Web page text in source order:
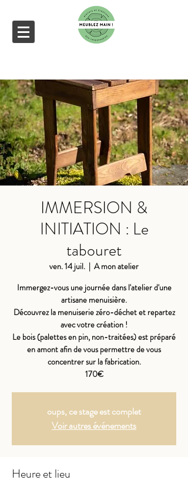
IMMERSION &
INITIATION : Le
tabouret
ven. 14 juil.
  |
A mon atelier
Immergez-vous une journée dans l'atelier d'une
artisane menuisière.
Découvrez la menuiserie zéro-déchet et repartez
avec votre création !
Le bois (palettes en pin, non-traitées) est préparé
en amont afin de vous permettre de vous
concentrer sur la fabrication.
170€
oups, ce stage est complet
Voir autres événements
Heure et lieu